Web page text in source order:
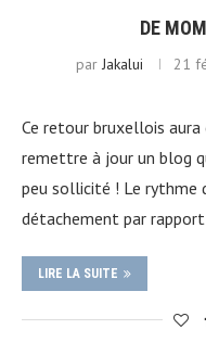
DE
par Jakalui 21
Ce retour bruxellois aura
remettre à jour un blog
peu sollicité ! Le rythme
détachement par
LIRE LA SUITE